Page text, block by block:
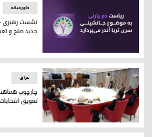
نشست رهبری «دم پارتی»؛ بررسی روند
خاورمیانه
نشست رهبری
جدید صلح و
چارچوب هماهنگی: هیچ‌کس حق تعویق
عراق
چارچوب
تعویق